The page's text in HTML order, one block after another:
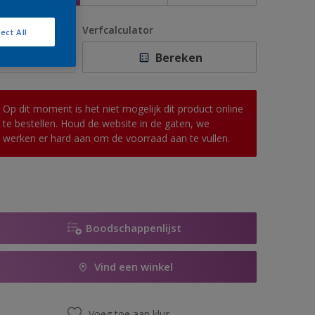
Verfcalculator
Bereken
Op dit moment is het niet mogelijk dit product online
te bestellen. Houd de website in de gaten, we
werken er hard aan om de voorraad aan te vullen.
Boodschappenlijst
Vind een winkel
All